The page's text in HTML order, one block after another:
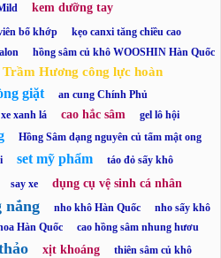
kem dưỡng tay
bổ khớp kẹo canxi tăng chiều cao
hồng sâm củ khô WOOSHIN Hàn Quốc
Trầm Hương công lực hoàn
giặt an cung Chính Phủ
xanh lá cao hắc sâm gel lô hội
Hồng Sâm dạng nguyên củ tẩm mật ong
set mỹ phẩm táo đỏ sấy khô
say xe dụng cụ vệ sinh cá nhân
nắng nho khô Hàn Quốc
nho sấy khô
Hàn Quốc cao hồng sâm nhung hươu
xịt khoáng
thiên sâm củ khô